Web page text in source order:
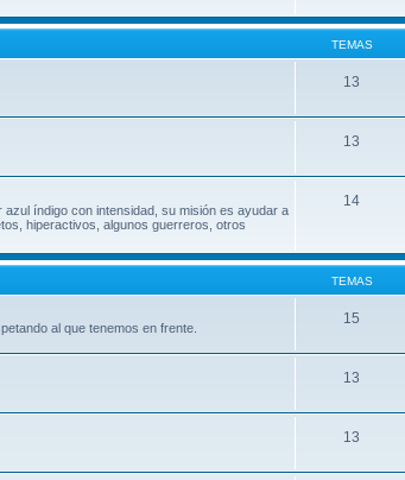
TEMAS
13
13
índigo con intensidad, su misión es ayudar a
hiperactivos, algunos guerreros, otros
14
TEMAS
al que tenemos en frente.
15
13
13